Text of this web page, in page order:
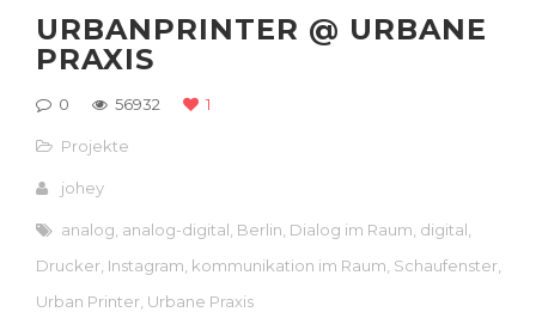
URBANPRINTER @ URBANE
PRAXIS
0 56932 1
Projekte
johey
analog analog-digital Berlin Dialog im Raum digital
Drucker Instagram kommunikation im Raum Schaufenster
Urban Printer Urbane Praxis